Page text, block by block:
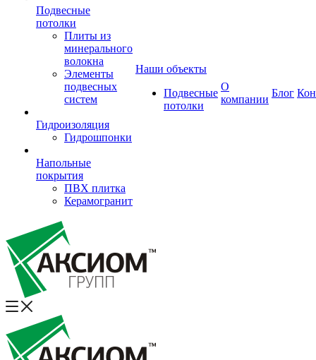
Подвесные
потолки
Плиты из
минерального
волокна
Элементы
подвесных
систем
Гидроизоляция
Гидрошпонки
Напольные
покрытия
ПВХ плитка
Керамогранит
Наши объекты
Подвесные
потолки
О
компании
Блог